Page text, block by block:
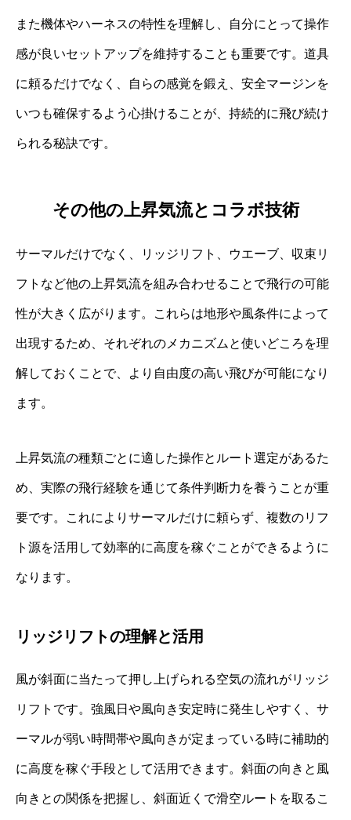
また機体やハーネスの特性を理解し、自分にとって操作
感が良いセットアップを維持することも重要です。道具
に頼るだけでなく、自らの感覚を鍛え、安全マージンを
いつも確保するよう心掛けることが、持続的に飛び続け
られる秘訣です。
その他の上昇気流とコラボ技術
サーマルだけでなく、リッジリフト、ウエーブ、収束リ
フトなど他の上昇気流を組み合わせることで飛行の可能
性が大きく広がります。これらは地形や風条件によって
出現するため、それぞれのメカニズムと使いどころを理
解しておくことで、より自由度の高い飛びが可能になり
ます。
上昇気流の種類ごとに適した操作とルート選定があるた
め、実際の飛行経験を通じて条件判断力を養うことが重
要です。これによりサーマルだけに頼らず、複数のリフ
ト源を活用して効率的に高度を稼ぐことができるように
なります。
リッジリフトの理解と活用
風が斜面に当たって押し上げられる空気の流れがリッジ
リフトです。強風日や風向き安定時に発生しやすく、サ
ーマルが弱い時間帯や風向きが定まっている時に補助的
に高度を稼ぐ手段として活用できます。斜面の向きと風
向きとの関係を把握し、斜面近くで滑空ルートを取るこ